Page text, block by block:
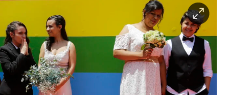
nord
wahrheit
verlag